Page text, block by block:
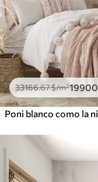
33166.67$/m²19900